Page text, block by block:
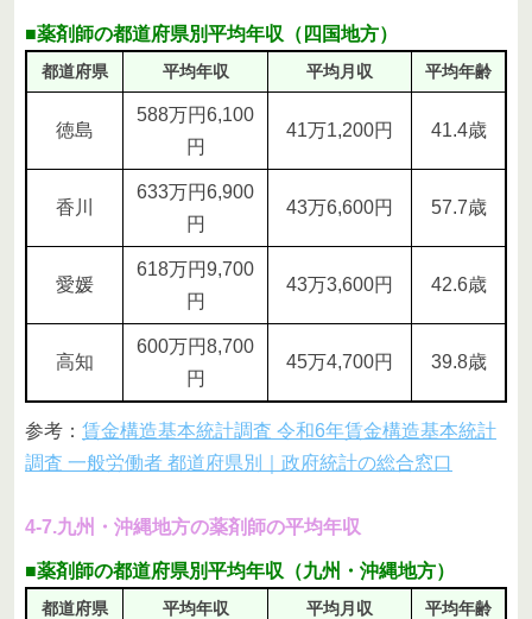
■薬剤師の都道府県別平均年収（四国地方）
都道府県 平均年収 平均月収 平均年齢
徳島
588万円6,100
円
41万1,200円 41.4歳
香川
633万円6,900
円
43万6,600円 57.7歳
愛媛
618万円9,700
円
43万3,600円 42.6歳
高知
600万円8,700
円
45万4,700円 39.8歳
参考： 賃金構造基本統計調査 令和6年賃金構造基本統計
調査 一般労働者 都道府県別｜政府統計の総合窓口
4-7.九州・沖縄地方の薬剤師の平均年収
■薬剤師の都道府県別平均年収（九州・沖縄地方）
都道府県 平均年収 平均月収 平均年齢